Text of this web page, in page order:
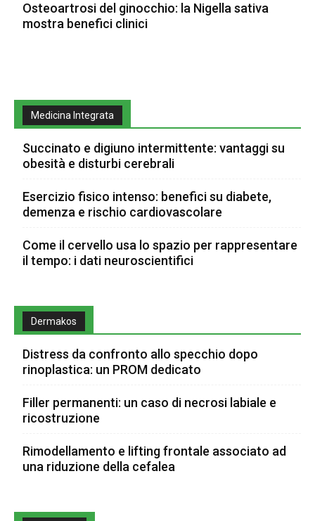
Osteoartrosi del ginocchio: la Nigella sativa
mostra benefici clinici
Medicina Integrata
Succinato e digiuno intermittente: vantaggi su
obesità e disturbi cerebrali
Esercizio fisico intenso: benefici su diabete,
demenza e rischio cardiovascolare
Come il cervello usa lo spazio per rappresentare
il tempo: i dati neuroscientifici
Dermakos
Distress da confronto allo specchio dopo
rinoplastica: un PROM dedicato
Filler permanenti: un caso di necrosi labiale e
ricostruzione
Rimodellamento e lifting frontale associato ad
una riduzione della cefalea